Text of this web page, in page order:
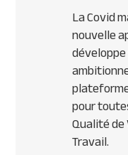
La Covid
nouvelle
pour
Qualité
Travail.